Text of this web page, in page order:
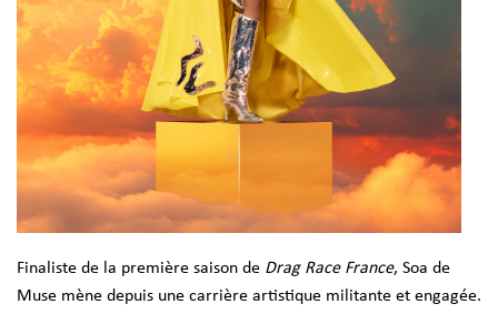
Finaliste de la première saison de Drag Race France, Soa de
Muse mène depuis une carrière artistique militante et engagée.